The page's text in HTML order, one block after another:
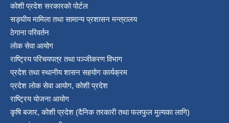
कोशी प्रदेश सरकारको पोर्टल
सङ्‍घीय मामिला तथा सामान्य प्रशासन मन्त्रालय
ठेगाना परिवर्तन
लोक सेवा आयोग
राष्ट्रिय परिचयपत्र तथा पञ्‍जीकरण विभाग
प्रदेश तथा स्थानीय शासन सहयोग कार्यक्रम
प्रदेश लोक सेवा आयोग, कोशी प्रदेश
राष्ट्रिय योजना आयोग
कृषि बजार, कोशी प्रदेश (दैनिक तरकारी तथा फलफुल मुल्यका लागि)